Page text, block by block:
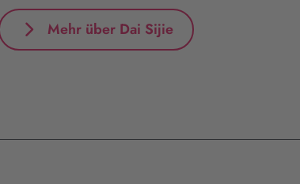
Mehr über Dai Sijie